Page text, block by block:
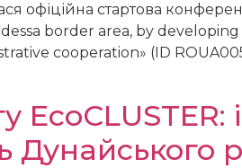
офіційна стартова
border area, by
cooperation» (ID
Дунайського